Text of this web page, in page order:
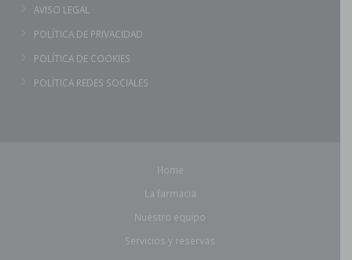
AVISO LEGAL
POLÍTICA DE PRIVACIDAD
POLÍTICA DE COOKIES
POLÍTICA REDES SOCIALES
Home
La farmacia
Nuestro equipo
Servicios y reservas